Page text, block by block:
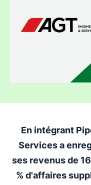
En intégrant
Services a
ses revenus de
% d'affaires